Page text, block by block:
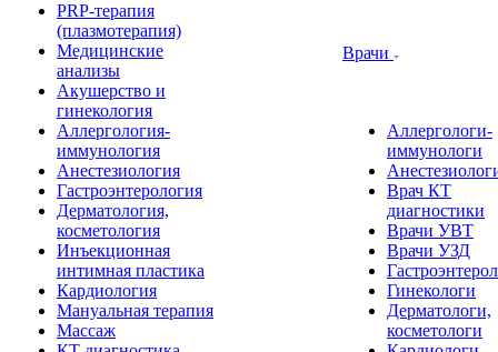
PRP-терапия
(плазмотерапия)
Медицинские
анализы
Акушерство и
гинекология
Аллергология-
иммунология
Анестезиология
Гастроэнтерология
Дерматология,
косметология
Инъекционная
интимная пластика
Кардиология
Мануальная терапия
Массаж
Врачи
Аллергологи-
иммунологи
Врач КТ
диагностики
Врачи УВТ
Врачи УЗД
Гинекологи
Дерматологи,
косметологи